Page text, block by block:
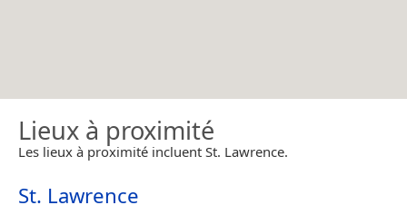
Lieux à proximité
Les lieux à proximité incluent St. Lawrence.
St. Lawrence